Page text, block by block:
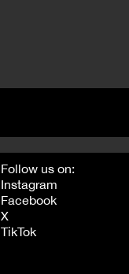
Follow us on:
Instagram
Facebook
X
TikTok